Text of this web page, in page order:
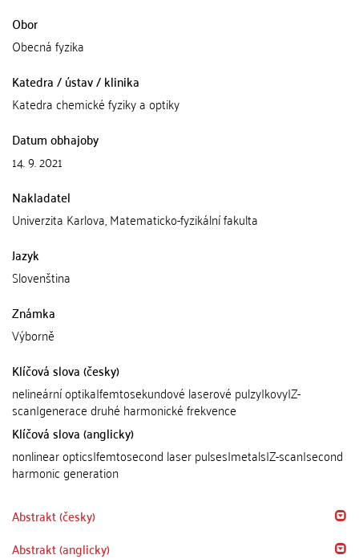
Obor
Obecná fyzika
Katedra / ústav / klinika
Katedra chemické fyziky a optiky
Datum obhajoby
14. 9. 2021
Nakladatel
Univerzita Karlova, Matematicko-fyzikální fakulta
Jazyk
Slovenština
Známka
Výborně
Klíčová slova (česky)
nelineární optika|femtosekundové laserové pulzy|kovy|Z-
scan|generace druhé harmonické frekvence
Klíčová slova (anglicky)
nonlinear optics|femtosecond laser pulses|metals|Z-scan|second
harmonic generation
Abstrakt (česky)
Abstrakt (anglicky)